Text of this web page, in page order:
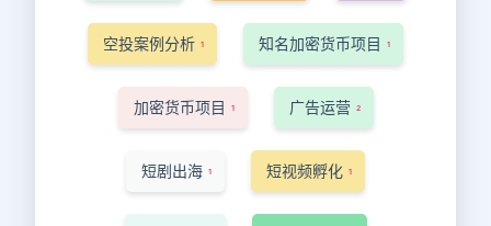
空投案例分析 1 知名加密货币项目 1
加密货币项目 1 广告运营 2
短剧出海 1 短视频孵化 1